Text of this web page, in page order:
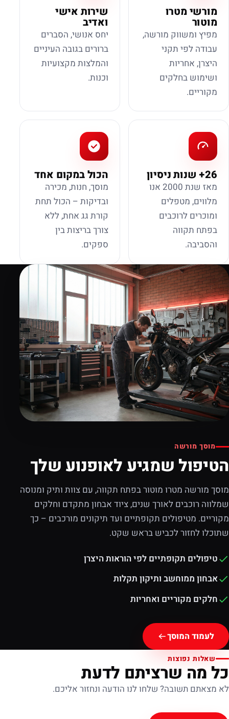
מורשי מטרו
מוטור
מפיץ ומשווק מורשה,
עבודה לפי תקני
היצרן, אחריות
ושימוש בחלקים
מקוריים.
שירות אישי
ואדיב
יחס אנושי, הסברים
ברורים בגובה העיניים
והמלצות מקצועיות
וכנות.
26+ שנות ניסיון
מאז שנת 2000 אנו
מלווים, מטפלים
ומוכרים לרוכבים
בפתח תקווה
והסביבה.
הכול במקום אחד
מוסך, חנות, מכירה
ובדיקות – הכול תחת
קורת גג אחת, ללא
צורך בריצות בין
ספקים.
מוסך מורשה
הטיפול שמגיע לאופנוע שלך
מוסך מורשה מטרו מוטור בפתח תקווה, עם צוות ותיק ומנוסה
שמלווה רוכבים לאורך שנים, ציוד אבחון מתקדם וחלקים
מקוריים. מטיפולים תקופתיים ועד תיקונים מורכבים – כך
שתוכלו לחזור לכביש בראש שקט.
טיפולים תקופתיים לפי הוראות היצרן
אבחון ממוחשב ותיקון תקלות
חלקים מקוריים ואחריות
לעמוד המוסך
שאלות נפוצות
כל מה שרציתם לדעת
לא מצאתם תשובה? שלחו לנו הודעה ונחזור אליכם.